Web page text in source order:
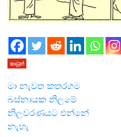
කාටූන්
මා නැවත කතරගම
බස්නායක නිලමේ
නිලවරණයට එන්නේ
නැහැ